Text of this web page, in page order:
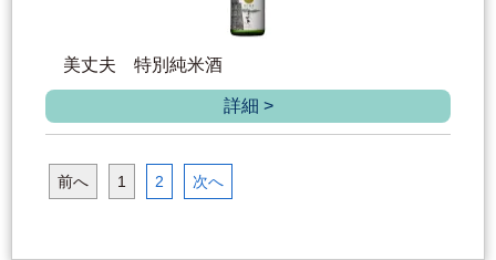
美丈夫 特別純米酒
詳細 >
前へ 1 2 次へ